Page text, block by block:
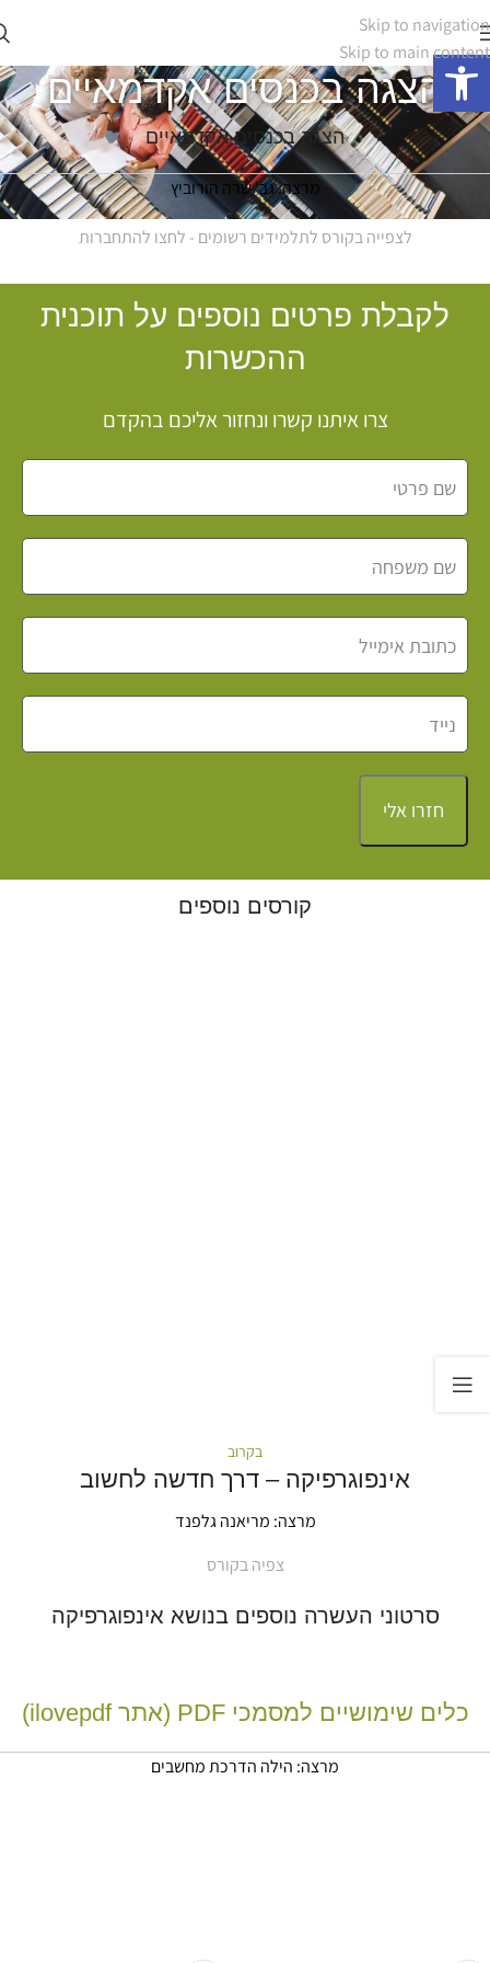
Skip to navigation
Skip to main content
הצגה בכנסים אקדמאיים
הצגה בכנסים אקדמאיים
מרצה: גב' שרה הורוביץ
לצפייה בקורס לתלמידים רשומים - לחצו להתחברות
לקבלת פרטים נוספים על תוכנית
ההכשרות
צרו איתנו קשרו ונחזור אליכם בהקדם
חזרו אלי
קורסים נוספים
בקרוב
אינפוגרפיקה – דרך חדשה לחשוב
מרצה: מריאנה גלפנד
צפיה בקורס
סרטוני העשרה נוספים בנושא אינפוגרפיקה
כלים שימושיים למסמכי PDF (אתר ilovepdf)
מרצה: הילה הדרכת מחשבים
פתח סרגל נגישות